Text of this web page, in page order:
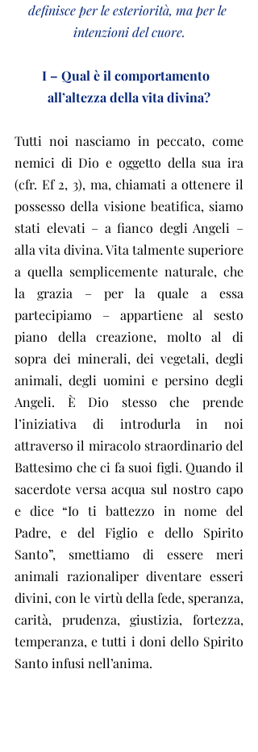
definisce per le esteriorità, ma per le
intenzioni del cuore.
I – Qual è il comportamento
all’altezza della vita divina?
Tutti noi nasciamo in peccato, come
nemici di Dio e oggetto della sua ira
(cfr. Ef 2, 3), ma, chiamati a ottenere il
possesso della visione beatifica, siamo
stati elevati – a fianco degli Angeli –
alla vita divina. Vita talmente superiore
a quella semplicemente naturale, che
la grazia – per la quale a essa
partecipiamo – appartiene al sesto
piano della creazione, molto al di
sopra dei minerali, dei vegetali, degli
animali, degli uomini e persino degli
Angeli. È Dio stesso che prende
l’iniziativa di introdurla in noi
attraverso il miracolo straordinario del
Battesimo che ci fa suoi figli. Quando il
sacerdote versa acqua sul nostro capo
e dice “Io ti battezzo in nome del
Padre, e del Figlio e dello Spirito
Santo”, smettiamo di essere meri
animali razionaliper diventare esseri
divini, con le virtù della fede, speranza,
carità, prudenza, giustizia, fortezza,
temperanza, e tutti i doni dello Spirito
Santo infusi nell’anima.